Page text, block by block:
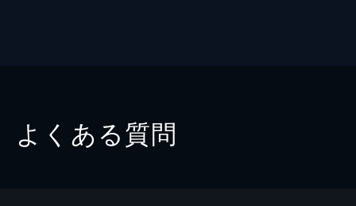
よくある質問